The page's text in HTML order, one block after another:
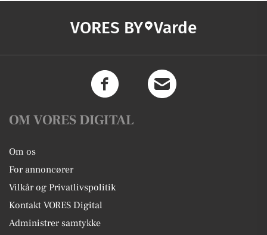
VORES BY Varde
OM VORES DIGITAL
Om os
For annoncører
Vilkår og Privatlivspolitik
Kontakt VORES Digital
Administrer samtykke